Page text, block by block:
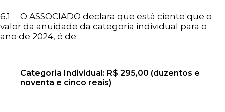
6.1 O ASSOCIADO declara que está ciente que o
valor da anuidade da categoria individual para o
ano de 2024, é de:
Categoria Individual: R$ 295,00 (duzentos e
noventa e cinco reais)